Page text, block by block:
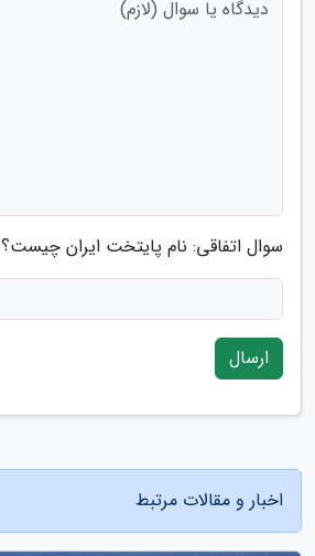
سوال اتفاقی: نام پایتخت ایران چیست؟
ارسال
اخبار و مقالات مرتبط